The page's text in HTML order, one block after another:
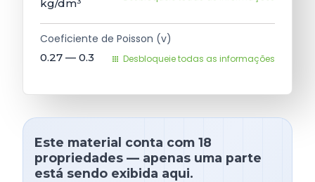
kg/dm³
Coeficiente de Poisson (v)
0.27 — 0.3 Desbloqueie todas as informações
Este material conta com 18
propriedades — apenas uma parte
está sendo exibida aqui.